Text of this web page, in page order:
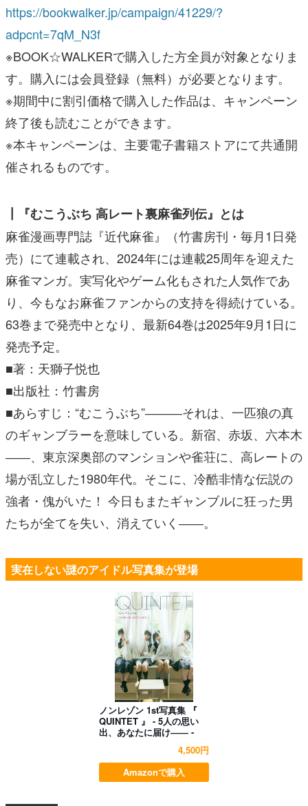
https://bookwalker.jp/campaign/41229/?
adpcnt=7qM_N3f
※BOOK☆WALKERで購入した方全員が対象となりま
す。購入には会員登録（無料）が必要となります。
※期間中に割引価格で購入した作品は、キャンペーン
終了後も読むことができます。
※本キャンペーンは、主要電子書籍ストアにて共通開
催されるものです。
┃『むこうぶち 高レート裏麻雀列伝』とは
麻雀漫画専門誌『近代麻雀』（竹書房刊・毎月1日発
売）にて連載され、2024年には連載25周年を迎えた
麻雀マンガ。実写化やゲーム化もされた人気作であ
り、今もなお麻雀ファンからの支持を得続けている。
63巻まで発売中となり、最新64巻は2025年9月1日に
発売予定。
■著：天獅子悦也
■出版社：竹書房
■あらすじ：“むこうぶち”―――それは、一匹狼の真
のギャンブラーを意味している。新宿、赤坂、六本木
――、東京深奥部のマンションや雀荘に、高レートの
場が乱立した1980年代。そこに、冷酷非情な伝説の
強者・傀がいた！ 今日もまたギャンブルに狂った男
たちが全てを失い、消えていく――。
実在しない謎のアイドル写真集が登場
ノンレゾン 1st写真集 『
QUINTET 』 - 5人の思い
出、あなたに届け―― -
4,500円
Amazonで購入